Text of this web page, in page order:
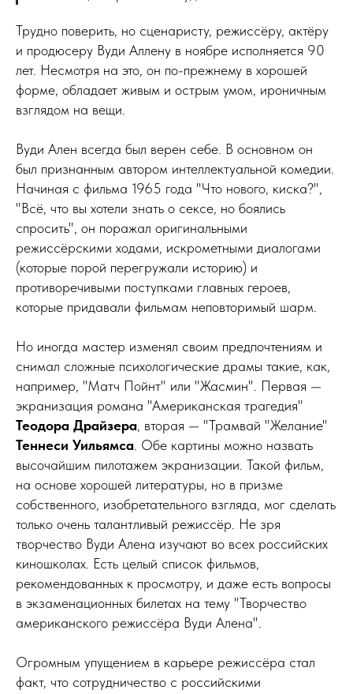
Трудно поверить, но сценаристу, режиссёру, актёру
и продюсеру Вуди Аллену в ноябре исполняется 90
лет. Несмотря на это, он по-прежнему в хорошей
форме, обладает живым и острым умом, ироничным
взглядом на вещи.
Вуди Ален всегда был верен себе. В основном он
был признанным автором интеллектуальной комедии.
Начиная с фильма 1965 года "Что нового, киска?",
"Всё, что вы хотели знать о сексе, но боялись
спросить", он поражал оригинальными
режиссёрскими ходами, искрометными диалогами
(которые порой перегружали историю) и
противоречивыми поступками главных героев,
которые придавали фильмам неповторимый шарм.
Но иногда мастер изменял своим предпочтениям и
снимал сложные психологические драмы такие, как,
например, "Матч Пойнт" или "Жасмин". Первая —
экранизация романа "Американская трагедия"
Теодора Драйзера, вторая — "Трамвай "Желание"
Теннеси Уильямса . Обе картины можно назвать
высочайшим пилотажем экранизации. Такой фильм,
на основе хорошей литературы, но в призме
собственного, изобретательного взгляда, мог сделать
только очень талантливый режиссёр. Не зря
творчество Вуди Алена изучают во всех российских
киношколах. Есть целый список фильмов,
рекомендованных к просмотру, и даже есть вопросы
в экзаменационных билетах на тему "Творчество
американского режиссёра Вуди Алена".
Огромным упущением в карьере режиссёра стал
факт, что сотрудничество с российскими